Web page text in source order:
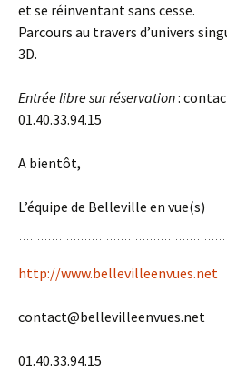
et se réinventant sans cesse.
Parcours au travers d’univers
3D.
Entrée libre sur réservation:
01.40.33.94.15
A bientôt,
L’équipe de Belleville en vue(s)
http://www.bellevilleenvues.net
contact@bellevilleenvues.net
01.40.33.94.15